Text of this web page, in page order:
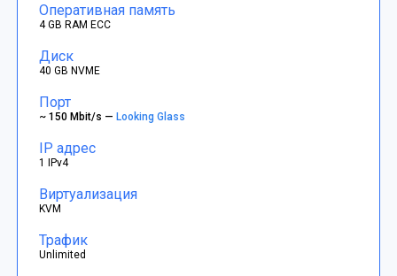
Оперативная память
4 GB RAM ECC
Диск
40 GB NVME
Порт
~ 150 Mbit/s —Looking Glass
IP адрес
1 IPv4
Виртуализация
KVM
Трафик
Unlimited